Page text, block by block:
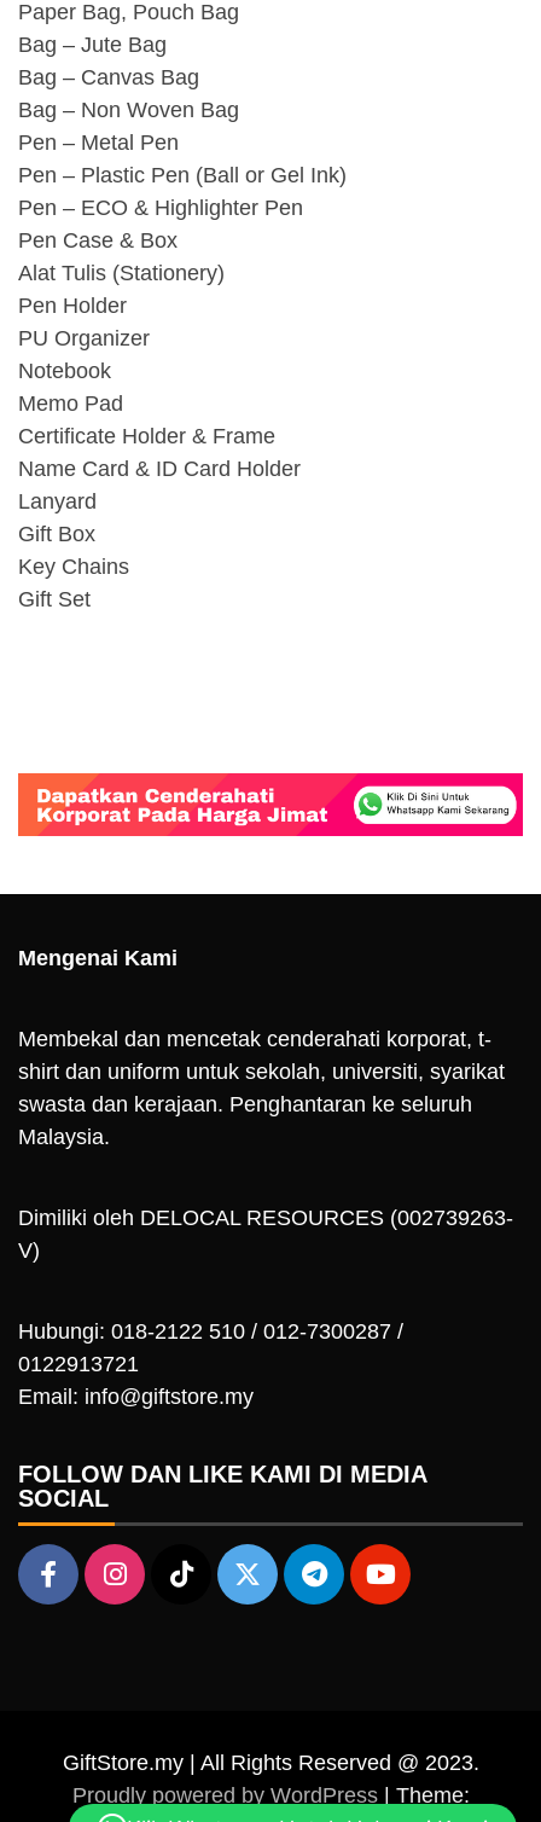
Paper Bag, Pouch Bag
Bag – Jute Bag
Bag – Canvas Bag
Bag – Non Woven Bag
Pen – Metal Pen
Pen – Plastic Pen (Ball or Gel Ink)
Pen – ECO & Highlighter Pen
Pen Case & Box
Alat Tulis (Stationery)
Pen Holder
PU Organizer
Notebook
Memo Pad
Certificate Holder & Frame
Name Card & ID Card Holder
Lanyard
Gift Box
Key Chains
Gift Set
Mengenai Kami
Membekal dan mencetak cenderahati korporat, t-
shirt dan uniform untuk sekolah, universiti, syarikat
swasta dan kerajaan. Penghantaran ke seluruh
Malaysia.
Dimiliki oleh DELOCAL RESOURCES (002739263-
V)
Hubungi: 018-2122 510 / 012-7300287 /
0122913721
Email: info@giftstore.my
FOLLOW DAN LIKE KAMI DI MEDIA
SOCIAL
GiftStore.my | All Rights Reserved @ 2023.
Proudly powered by WordPress
Theme: